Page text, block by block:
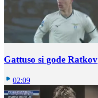
Gattuso si gode Ratkov
02:09